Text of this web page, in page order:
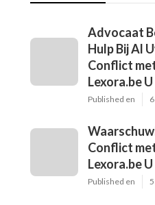
Advocaat
Hulp Bij Al
Conflict
Lexora.be
Published en
Conflict
Lexora.be
Published en